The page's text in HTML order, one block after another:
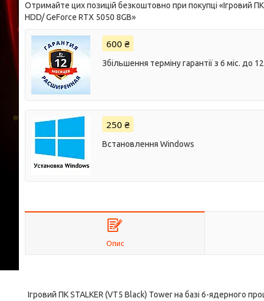
Отримайте цих позицій безкоштовно при покупці «Ігровий
HDD/ GeForce RTX 5050 8GB»
600 ₴
Збільшення терміну гарантії з 6 міс. до 12
250 ₴
Встановлення Windows
Опис
Ігровий ПК STALKER (VT5 Black) Tower на базі 6-ядерного